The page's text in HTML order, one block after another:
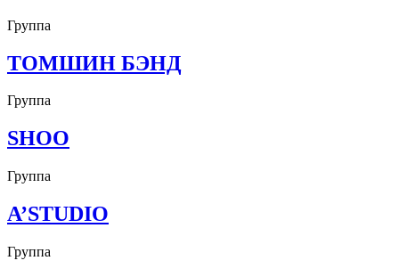
Группа
ТОМШИН БЭНД
Группа
SHOO
Группа
A’STUDIO
Группа